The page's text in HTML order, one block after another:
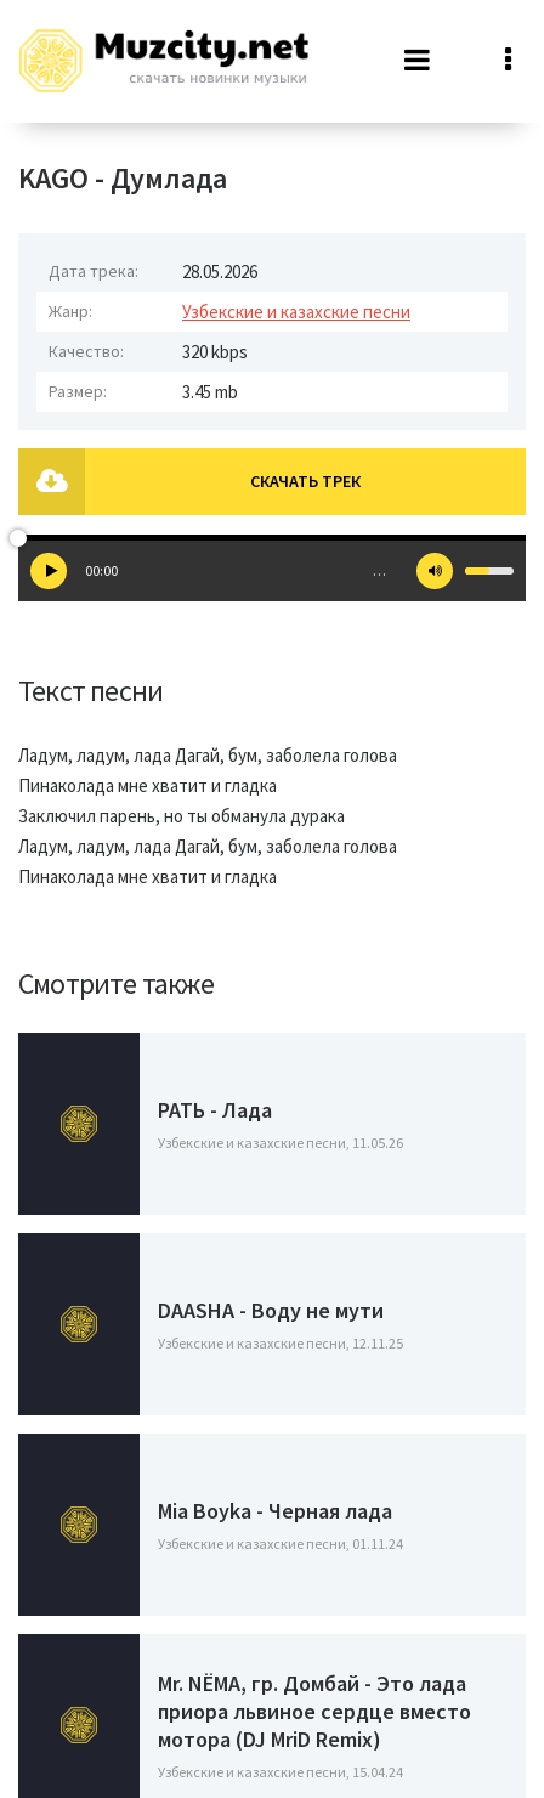
KAGO - Думлада
Дата трека: 28.05.2026
Жанр: Узбекские и казахские песни
Качество: 320 kbps
Размер: 3.45 mb
СКАЧАТЬ ТРЕК
00:00 …
Текст песни
Ладум, ладум, лада Дагай, бум, заболела голова
Пинаколада мне хватит и гладка
Заключил парень, но ты обманула дурака
Ладум, ладум, лада Дагай, бум, заболела голова
Пинаколада мне хватит и гладка
Смотрите также
РАТЬ - Лада
Узбекские и казахские песни, 11.05.26
DAASHA - Воду не мути
Узбекские и казахские песни, 12.11.25
Mia Boyka - Черная лада
Узбекские и казахские песни, 01.11.24
Mr. NЁMA, гр. Домбай - Это лада
приора львиное сердце вместо
мотора (DJ MriD Remix)
Узбекские и казахские песни, 15.04.24